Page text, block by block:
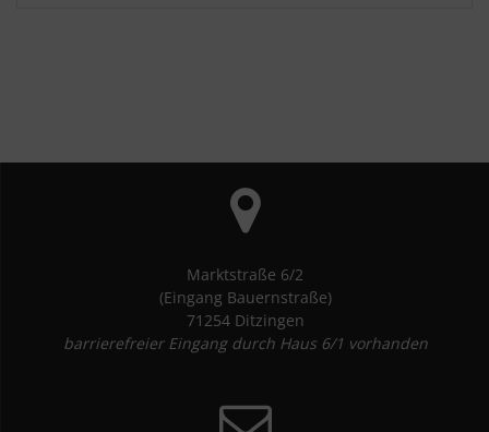
Marktstraße 6/2
(Eingang Bauernstraße)
71254 Ditzingen
barrierefreier Eingang durch Haus 6/1 vorhanden